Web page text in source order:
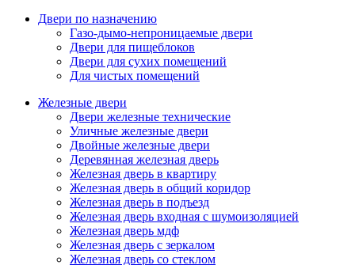
Двери по назначению
Газо-дымо-непроницаемые двери
Двери для пищеблоков
Двери для сухих помещений
Для чистых помещений
Железные двери
Двери железные технические
Уличные железные двери
Двойные железные двери
Деревянная железная дверь
Железная дверь в квартиру
Железная дверь в общий коридор
Железная дверь в подъезд
Железная дверь входная с шумоизоляцией
Железная дверь мдф
Железная дверь с зеркалом
Железная дверь со стеклом